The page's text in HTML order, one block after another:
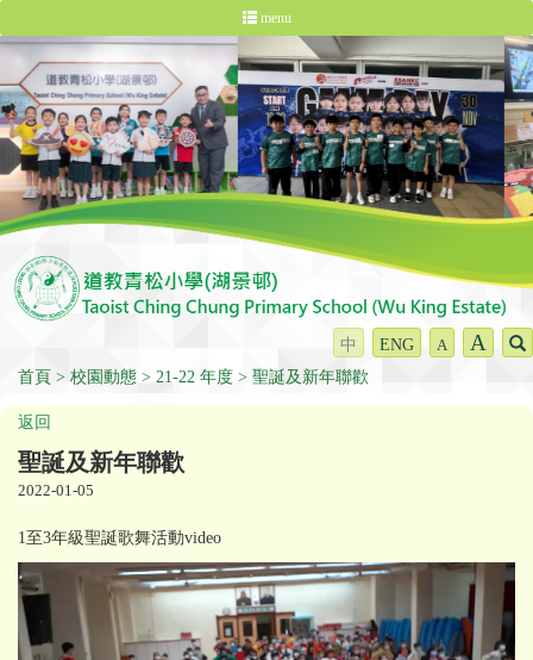
menu
中 ENG A A
首頁 校園動態 21-22 年度 聖誕及新年聯歡
返回
聖誕及新年聯歡
2022-01-05
1至3年級聖誕歌舞活動video